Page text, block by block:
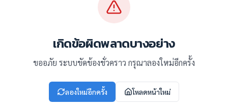
เกิดข้อผิดพลาดบางอย่าง
ขออภัย ระบบขัดข้องชั่วคราว กรุณาลองใหม่อีกครั้ง
ลองใหม่อีกครั้ง โหลดหน้าใหม่